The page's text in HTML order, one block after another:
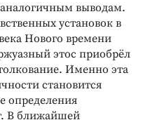
выводам.
установок в
Нового времени
этос приобрёл
Именно эта
становится
определения
В ближайшей